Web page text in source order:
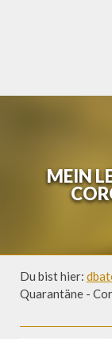
MEIN
Du bist hier:
Quarantäne -